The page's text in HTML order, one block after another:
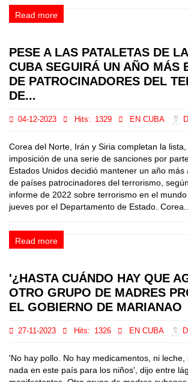
Read more
PESE A LAS PATALETAS DE
CUBA SEGUIRÁ UN AÑO MÁS
DE PATROCINADORES DEL
DE...
04-12-2023 Hits: 1329 EN CUBA
Corea del Norte, Irán y Siria completan la
imposición de una serie de sanciones por
Estados Unidos decidió mantener un año más
de países patrocinadores del terrorismo,
informe de 2022 sobre terrorismo en el
jueves por el Departamento de Estado. Corea...
Read more
'¿HASTA CUÁNDO HAY QUE
OTRO GRUPO DE MADRES
EL GOBIERNO DE MARIANAO
27-11-2023 Hits: 1326 EN CUBA
'No hay pollo. No hay medicamentos, ni leche,
nada en este país para los niños', dijo entre